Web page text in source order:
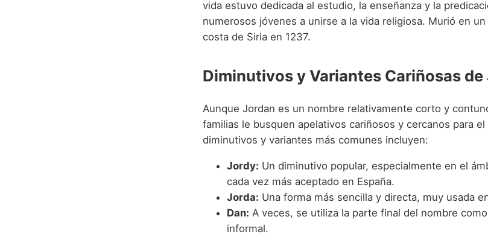
vida estuvo dedicada al estudio, la enseñanza y la
numerosos jóvenes a unirse a la vida religiosa. Murió en
costa de Siria en 1237.
Diminutivos y Variantes Cariñosas de
Aunque Jordan es un nombre relativamente corto y
familias le busquen apelativos cariñosos y cercanos para
diminutivos y variantes más comunes incluyen:
Jordy: Un diminutivo popular, especialmente en el
cada vez más aceptado en España.
Jorda: Una forma más sencilla y directa, muy usada
Dan: A veces, se utiliza la parte final del nombre
informal.